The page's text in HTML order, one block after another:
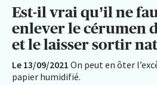
Est-il vrai qu’il ne
enlever le cérumen
et le laisser sortir
Le 13/09/2021 On peut en ôter
papier humidifié.